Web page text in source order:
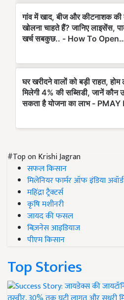
#Top on Krishi Jagran
सफल किसान
मिलेनियर फार्मर ऑफ इंडिया अवॉर्ड
महिंद्रा ट्रैक्टर्स
कृषि मशीनरी
जायद की फसल
बिज़नेस आइडियाज
पीएम किसान
Top Stories